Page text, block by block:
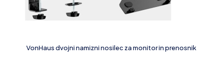
VonHaus dvojni namizni nosilec za monitor in prenosnik